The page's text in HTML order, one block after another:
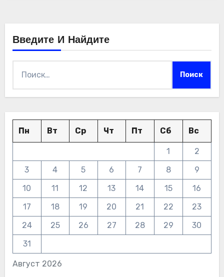
Введите И Найдите
Август 2026
Пн Вт Ср Чт Пт Сб Вс
1
2
3
4 5 6 7 8
9
10
11 12 13 14 15
16
17
18 19 20 21 22
23
24
25 26 27 28 29
30
31